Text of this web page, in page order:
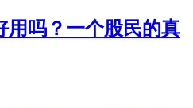
用吗？一个股民的真